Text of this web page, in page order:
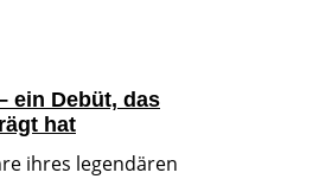
ein Debüt, das
hat
ihres legendären